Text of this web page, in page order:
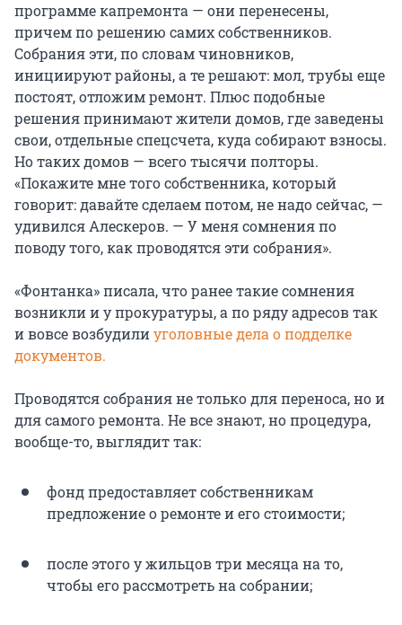
программе капремонта — они перенесены,
причем по решению самих собственников.
Собрания эти, по словам чиновников,
инициируют районы, а те решают: мол, трубы еще
постоят, отложим ремонт. Плюс подобные
решения принимают жители домов, где заведены
свои, отдельные спецсчета, куда собирают взносы.
Но таких домов — всего тысячи полторы.
«Покажите мне того собственника, который
говорит: давайте сделаем потом, не надо сейчас, —
удивился Алескеров. — У меня сомнения по
поводу того, как проводятся эти собрания».
«Фонтанка» писала, что ранее такие сомнения
возникли и у прокуратуры, а по ряду адресов так
и вовсе возбудилиуголовные дела о подделке
документов.
Проводятся собрания не только для переноса, но и
для самого ремонта. Не все знают, но процедура,
вообще-то, выглядит так:
фонд предоставляет собственникам
предложение о ремонте и его стоимости;
после этого у жильцов три месяца на то,
чтобы его рассмотреть на собрании;